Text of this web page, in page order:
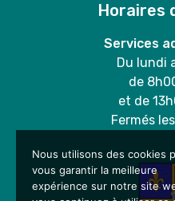
Horaires
Services
Du lundi
de
et de
Fermés
Nous utilisons des cookies
vous garantir la meilleure
expérience sur notre site